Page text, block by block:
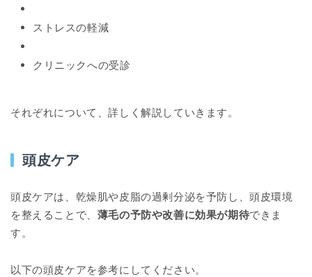
ストレスの軽減
クリニックへの受診
それぞれについて、詳しく解説していきます。
頭皮ケア
頭皮ケアは、乾燥肌や皮脂の過剰分泌を予防し、頭皮環境
を整えることで、 薄毛の予防や改善に効果が期待できま
す。
以下の頭皮ケアを参考にしてください。